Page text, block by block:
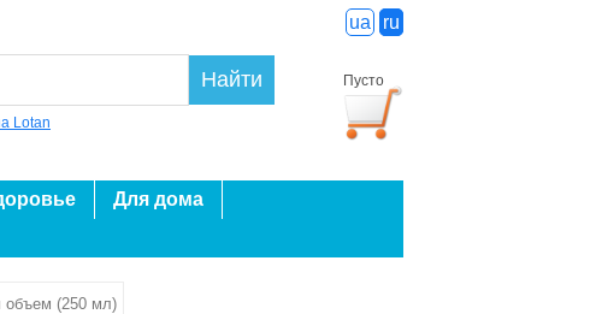
ua ru
Пусто
Найти
Lotan
Для дома
объем (250 мл)